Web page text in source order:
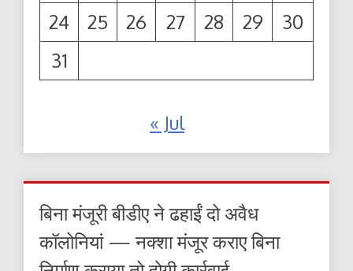
24
25 26 27 28 29
30
31
« Jul
बिना मंजूरी बीडीए ने ढहाईं दो अवैध
कॉलोनियां — नक्शा मंजूर कराए बिना